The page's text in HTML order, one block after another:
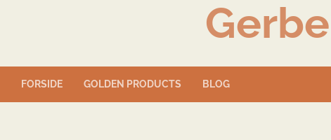
FORSIDE GOLDEN PRODUCTS BLOG